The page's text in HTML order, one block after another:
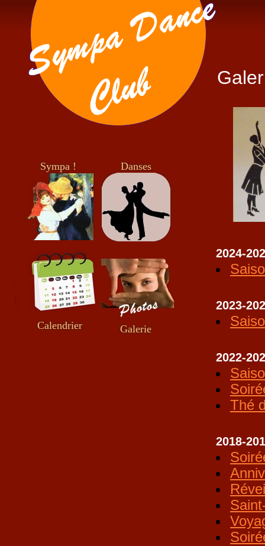
Sympa ! Danses
Calendrier Galerie
2024-
2023-
2022-
Thé
2018-